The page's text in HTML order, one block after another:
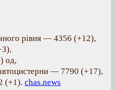
рівня — 4356 (+12),
од,
— 7790 (+17),
(+1). chas.news